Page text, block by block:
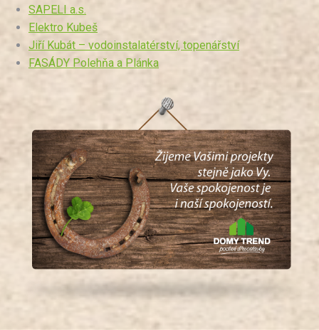
SAPELI a.s.
Elektro Kubeš
Jiří Kubát – vodoinstalatérství, topenářství
FASÁDY Polehňa a Plánka